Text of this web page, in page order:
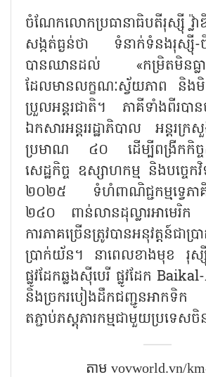
ចំណែក​លោកប្រធានាធិបតីរុស្ស៊ី វ្ល៉
សង្កត់ធ្ងន់ថា ទំនាក់ទំនងរុស្
បានឈានដល់ «កម្រិតមិនធ្
ដែលមានលក្ខណៈស្វ័យភាព និងមិន
ប្រួលអន្តរជាតិ។ ភាគីទាំងពីរបា
ឯកសារអន្តររដ្ឋាភិបាល អន្តរ
ប្រមាណ ៤០ ដើម្បីពង្រីកកិច្ច
សេដ្ឋកិច្ច ឧស្សាហកម្ម និងបច្ចេកវិ
២០២៥ ទំហំពាណិជ្ជកម្មទ្វេភា
២៤០ ពាន់លានដុល្លារអាមេរិក
ការភាគច្រើនត្រូវបានអនុវត្តន៍ជាប្រ
ប្រាក់យ័ន។ នាពេលខាងមុខ រុស្ស៊ី
ផ្លូវដែកឆ្លងស៊ីបេរី ផ្លូវដែក
និងច្រករបៀងដឹកជញ្ជូនអាកទិក ដ
តភ្ជាប់ភស្តុភារកម្មជាមួយប្រទេស
តាម vovworld.vn/